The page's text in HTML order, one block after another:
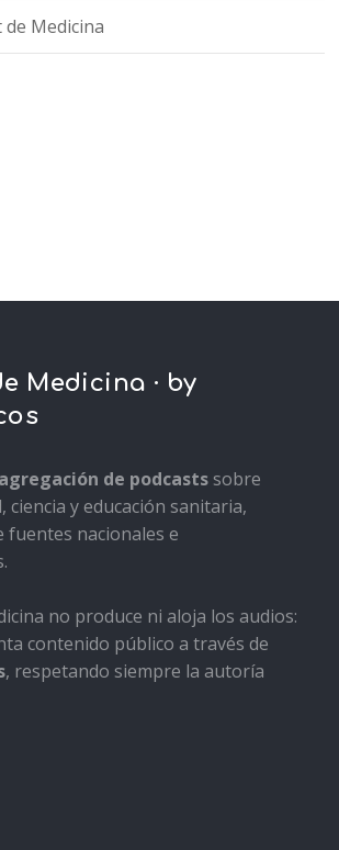
de Medicina
Medicina · by
agregación de podcastssobre
ciencia y educación sanitaria,
fuentes nacionales e
no produce ni aloja los audios:
contenido público a través de
, respetando siempre la autoría